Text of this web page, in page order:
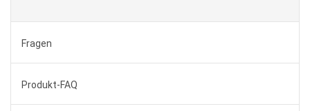
Fragen
Produkt-FAQ